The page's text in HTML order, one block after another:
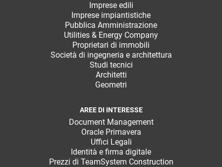
Imprese edili
Imprese impiantistiche
Pubblica Amministrazione
Utilities & Energy Company
Proprietari di immobili
Società di ingegneria e architettura
Studi tecnici
Architetti
Geometri
AREE DI INTERESSE
Document Management
Oracle Primavera
Uffici Legali
Identità e firma digitale
Prezzi di TeamSystem Construction